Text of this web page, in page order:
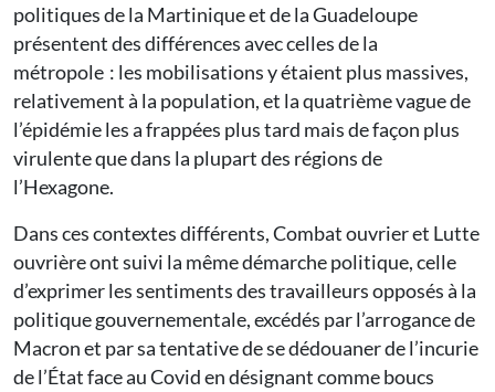
politiques de la Martinique et de la Guadeloupe
présentent des différences avec celles de la
métropole : les mobilisations y étaient plus massives,
relativement à la population, et la quatrième vague de
l’épidémie les a frappées plus tard mais de façon plus
virulente que dans la plupart des régions de
l’Hexagone.
Dans ces contextes différents, Combat ouvrier et Lutte
ouvrière ont suivi la même démarche politique, celle
d’exprimer les sentiments des travailleurs opposés à la
politique gouvernementale, excédés par l’arrogance de
Macron et par sa tentative de se dédouaner de l’incurie
de l’État face au Covid en désignant comme boucs